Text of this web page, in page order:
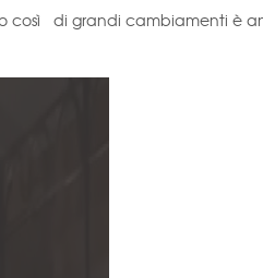
così di grandi cambiamenti è